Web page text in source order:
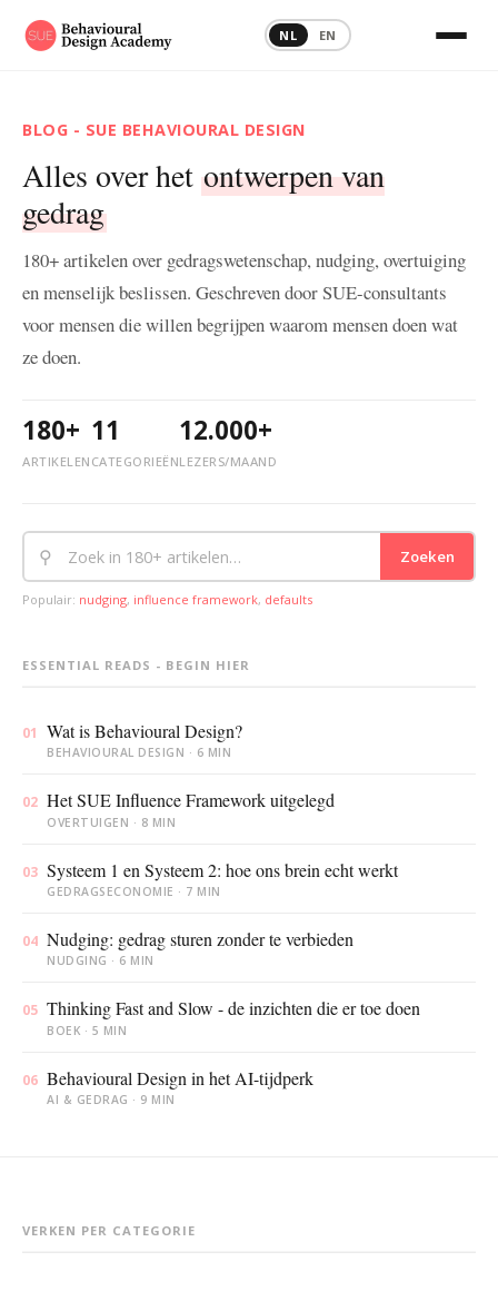
NL EN
BLOG - SUE BEHAVIOURAL DESIGN
Alles over het ontwerpen van
gedrag
180+ artikelen over gedragswetenschap, nudging, overtuiging
en menselijk beslissen. Geschreven door SUE-consultants
voor mensen die willen begrijpen waarom mensen doen wat
ze doen.
180+
ARTIKELEN
11
CATEGORIEËN
12.000+
LEZERS/MAAND
⚲ Zoeken
Populair: nudging, influence framework, defaults
ESSENTIAL READS - BEGIN HIER
01 Wat is Behavioural Design?
BEHAVIOURAL DESIGN · 6 MIN
02 Het SUE Influence Framework uitgelegd
OVERTUIGEN · 8 MIN
03 Systeem 1 en Systeem 2: hoe ons brein echt werkt
GEDRAGSECONOMIE · 7 MIN
04 Nudging: gedrag sturen zonder te verbieden
NUDGING · 6 MIN
05 Thinking Fast and Slow - de inzichten die er toe doen
BOEK · 5 MIN
06 Behavioural Design in het AI-tijdperk
AI & GEDRAG · 9 MIN
VERKEN PER CATEGORIE